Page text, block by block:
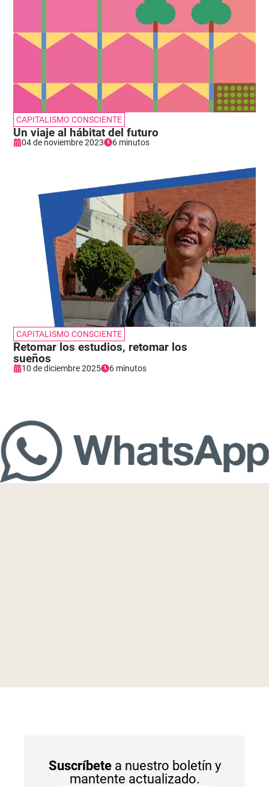
CAPITALISMO CONSCIENTE
Un viaje al hábitat del futuro
04 de noviembre 2023 6 minutos
CAPITALISMO CONSCIENTE
Retomar los estudios, retomar los
sueños
10 de diciembre 2025 6 minutos
Suscríbetea nuestro boletín y
mantente actualizado.